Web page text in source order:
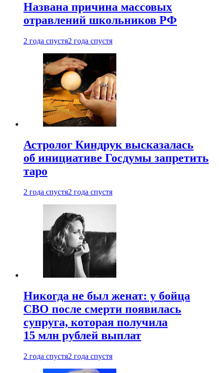
Названа причина массовых
отравлений школьников РФ
2 года спустя2 года спустя
Астролог Киндрук высказалась
об инициативе Госдумы запретить
таро
2 года спустя2 года спустя
Никогда не был женат: у бойца
СВО после смерти появилась
супруга, которая получила
15 млн рублей выплат
2 года спустя2 года спустя